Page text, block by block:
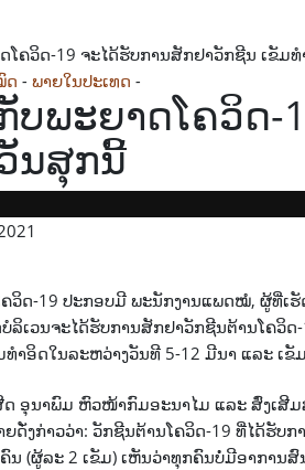
ດ - ພາຍໃນປະເທດ -
ບພະຍາດໂຄວິດ-
ນສຸກນີ້
ຄວິດ-19 ປະກອບມີ ພະນັກງານແພດໝໍ, ຜູ້ທີ່
ລິເວນຈະໄດ້ຮັບການສັກຢາວັກຊີນຕ້ານໂຄວິ
ທໍາອິດໃນລະຫວ່າງວັນທີ 5-12 ມີນາ ແລະ ເ
ອຸນາພົມ ຫົວໜ້າກົມອະນາໄມ ແລະ ສົ່ງເສີ
ດັ່ງກ່າວວ່າ: ວັກຊີນຕ້ານໂຄວິດ-19 ທີ່ໄດ້ຮັບ
ນ (ຜູ້ລະ 2 ເຂັມ) ເຫັນວ່າທຸກຄົນບໍ່ມີອາກາ